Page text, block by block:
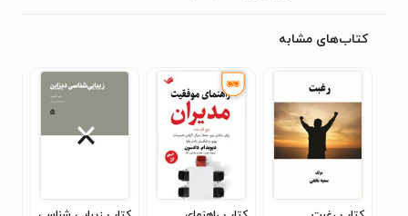
کتاب‌های مشابه